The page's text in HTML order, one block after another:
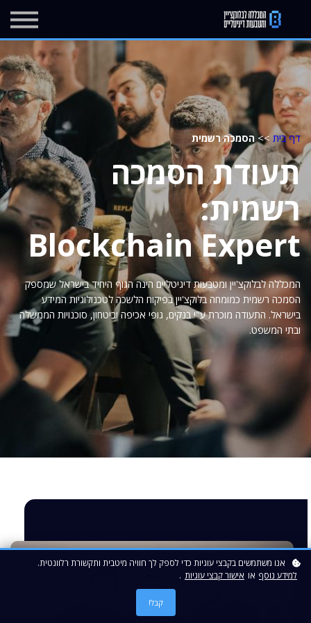
יצירת קשר
הרשמה
התחברות
דף בית >> הסמכה רשמית
תעודת הסמכה
רשמית:
Blockchain Expert
המכללה לבלוקצ'יין ומטבעות דיגיטליים הינה הגוף היחיד בישראל שמספק
הסמכה רשמית כמומחה בלוקצ'יין בפיקוח הלשכה לטכנולוגיות המידע
בישראל. התעודה מוכרת ע"י בנקים, גופי אכיפה וביטחון, סוכנויות הממשלה
ובתי המשפט.
אנו משתמשים בקבצי עוגיות כדי לספק לך חוויה מיטבית ותקשורת רלוונטית.
למידע נוסף או אישור קבצי עוגיות .
קבל!